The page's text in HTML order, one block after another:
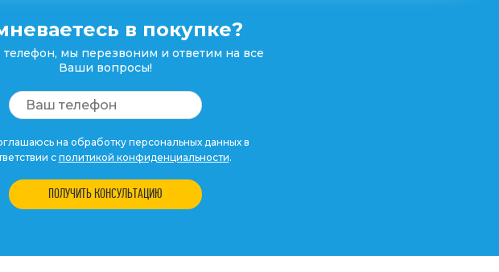
в покупке?
телефон, мы перезвоним и ответим на все
Ваши вопросы!
на обработку персональных данных в
сполитикой конфиденциальности.
ПОЛУЧИТЬ КОНСУЛЬТАЦИЮ